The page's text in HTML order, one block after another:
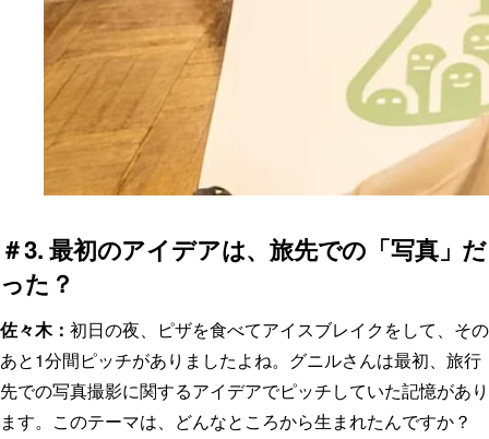
＃3. 最初のアイデアは、旅先での「写真」だ
った？
佐々木： 初日の夜、ピザを食べてアイスブレイクをして、その
あと1分間ピッチがありましたよね。グニルさんは最初、旅行
先での写真撮影に関するアイデアでピッチしていた記憶があり
ます。このテーマは、どんなところから生まれたんですか？